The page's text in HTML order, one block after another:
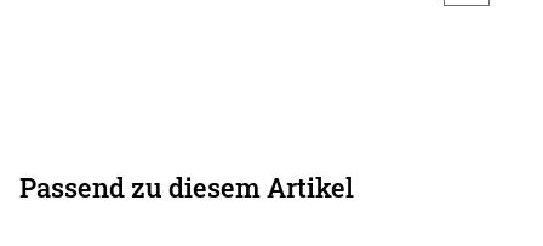
Passend zu diesem Artikel